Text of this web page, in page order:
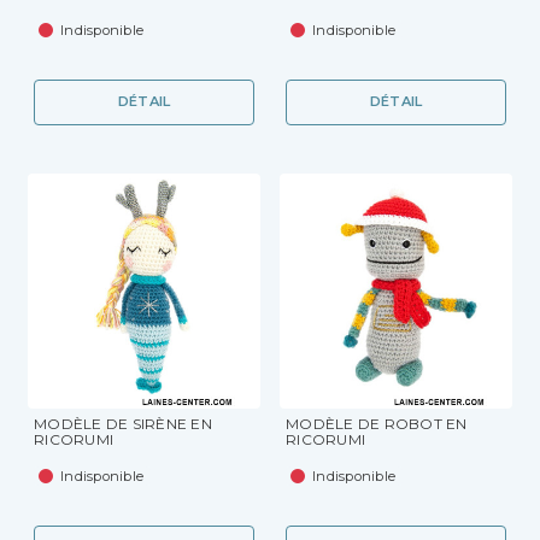
Indisponible
DÉTAIL
Indisponible
DÉTAIL
MODÈLE DE SIRÈNE EN
RICORUMI
Indisponible
MODÈLE DE ROBOT EN
RICORUMI
Indisponible